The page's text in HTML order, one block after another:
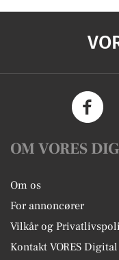
OM VORES
Om os
For annoncører
Vilkår og
Kontakt VORES Digital